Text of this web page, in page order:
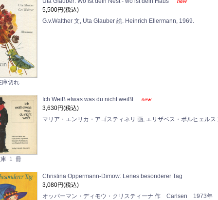
庫切れ
5,500円(税込)
G.v.Walther 文, Uta Glauber 絵. Heinrich Ellermann, 1969.
1 冊
Ich WeiB etwas was du nicht weiBt
3,630円(税込)
マリア・エンリカ・アゴスティネリ 画, エリザベス・ボルヒェル
Christina Oppermann-Dimow: Lenes besonderer Tag
3,080円(税込)
オッパーマン・ディモウ・クリスティーナ 作 Carlsen 1973年